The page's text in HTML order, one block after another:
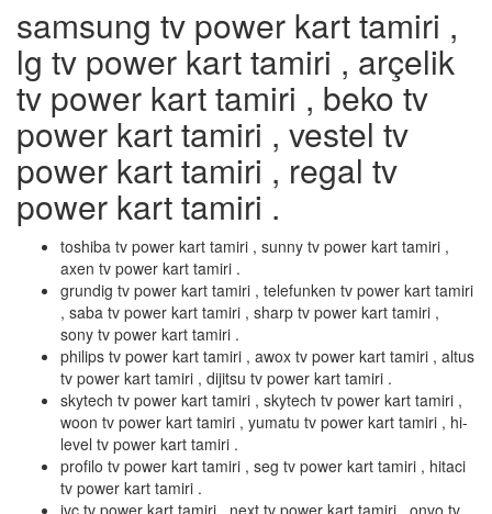
samsung tv power kart tamiri ,
lg tv power kart tamiri , arçelik
tv power kart tamiri , beko tv
power kart tamiri , vestel tv
power kart tamiri , regal tv
power kart tamiri .
toshiba tv power kart tamiri , sunny tv power kart tamiri ,
axen tv power kart tamiri .
grundig tv power kart tamiri , telefunken tv power kart tamiri
, saba tv power kart tamiri , sharp tv power kart tamiri ,
sony tv power kart tamiri .
philips tv power kart tamiri , awox tv power kart tamiri , altus
tv power kart tamiri , dijitsu tv power kart tamiri .
skytech tv power kart tamiri , skytech tv power kart tamiri ,
woon tv power kart tamiri , yumatu tv power kart tamiri , hi-
level tv power kart tamiri .
profilo tv power kart tamiri , seg tv power kart tamiri , hitaci
tv power kart tamiri .